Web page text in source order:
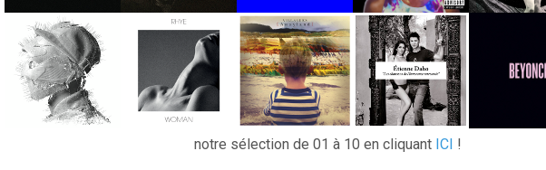
notre sélection de 01 à 10 en cliquant ICI !